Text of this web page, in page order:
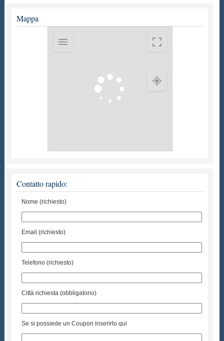
Mappa
Contatto rapido:
Nome (richiesto)
Email (richiesto)
Telefono (richiesto)
Città richiesta (obbligatorio)
Se si possiede un Coupon inserirlo qui